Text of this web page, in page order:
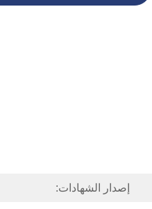
إصدار الشهادات: